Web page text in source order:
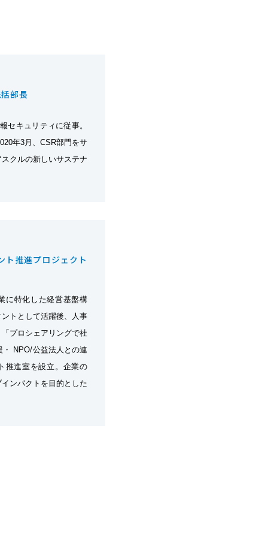
括部長
セキュリティに従事。
年3月、CSR部門をサ
クルの新しいサステナ
ト推進プロジェクト
に特化した経営基盤構
トとして活躍後、人事
プロシェアリングで社
NPO/公益法人との連
推進室を設立。企業の
ンパクトを目的とした